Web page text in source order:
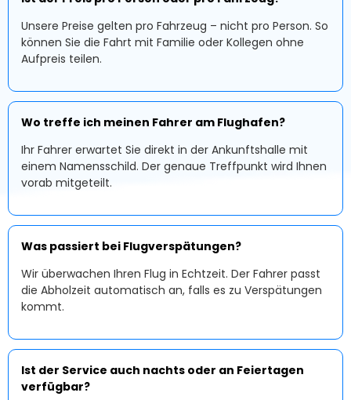
Unsere Preise gelten pro Fahrzeug – nicht pro Person. So
können Sie die Fahrt mit Familie oder Kollegen ohne
Aufpreis teilen.
Wo treffe ich meinen Fahrer am Flughafen?
Ihr Fahrer erwartet Sie direkt in der Ankunftshalle mit
einem Namensschild. Der genaue Treffpunkt wird Ihnen
vorab mitgeteilt.
Was passiert bei Flugverspätungen?
Wir überwachen Ihren Flug in Echtzeit. Der Fahrer passt
die Abholzeit automatisch an, falls es zu Verspätungen
kommt.
Ist der Service auch nachts oder an Feiertagen
verfügbar?